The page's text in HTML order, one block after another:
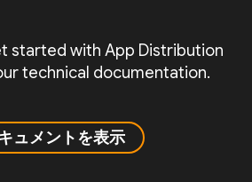
started with App Distribution
technical documentation.
ュメントを表示